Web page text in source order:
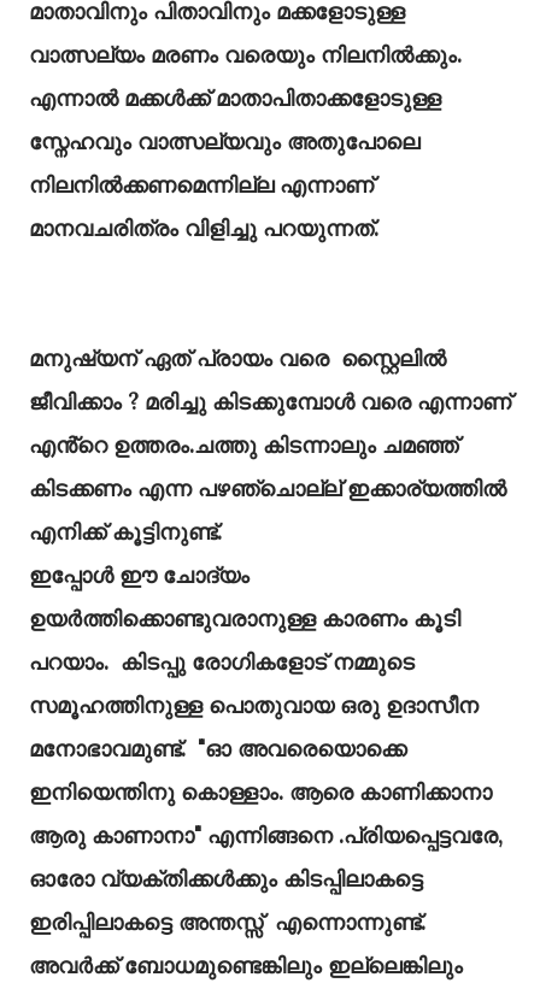
മാതാവിനും പിതാവിനും മക്കളോടുള്ള
വാത്സല്യം മരണം വരെയും നിലനിൽക്കും.
എന്നാൽ മക്കൾക്ക് മാതാപിതാക്കളോടുള്ള
സ്നേഹവും വാത്സല്യവും അതുപോലെ
നിലനിൽക്കണമെന്നില്ല എന്നാണ്
മാനവചരിത്രം വിളിച്ചു പറയുന്നത്.
മനുഷ്യന്‌ ഏത് പ്രായം വരെ സ്റ്റൈലിൽ
ജീവിക്കാം ? മരിച്ചു കിടക്കുമ്പോൾ വരെ എന്നാണ്
എൻ്റെ ഉത്തരം.ചത്തു കിടന്നാലും ചമഞ്ഞ്
കിടക്കണം എന്ന പഴഞ്ചൊല്ല് ഇക്കാര്യത്തിൽ
എനിക്ക് കൂട്ടിനുണ്ട്.
ഇപ്പോൾ ഈ ചോദ്യം
ഉയർത്തിക്കൊണ്ടുവരാനുള്ള കാരണം കൂടി
പറയാം. കിടപ്പു രോഗികളോട് നമ്മുടെ
സമൂഹത്തിനുള്ള പൊതുവായ ഒരു ഉദാസീന
മനോഭാവമുണ്ട്. "ഓ അവരെയൊക്കെ
ഇനിയെന്തിനു കൊള്ളാം. ആരെ കാണിക്കാനാ
ആരു കാണാനാ" എന്നിങ്ങനെ .പ്രിയപ്പെട്ടവരേ,
ഓരോ വ്യക്തിക്കൾക്കും കിടപ്പിലാകട്ടെ
ഇരിപ്പിലാകട്ടെ അന്തസ്സ് എന്നൊന്നുണ്ട്.
അവർക്ക് ബോധമുണ്ടെങ്കിലും ഇല്ലെങ്കിലും